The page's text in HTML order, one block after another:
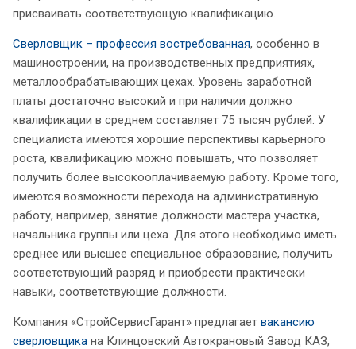
присваивать соответствующую квалификацию.
Сверловщик – профессия востребованная, особенно в
машиностроении, на производственных предприятиях,
металлообрабатывающих цехах. Уровень заработной
платы достаточно высокий и при наличии должно
квалификации в среднем составляет 75 тысяч рублей. У
специалиста имеются хорошие перспективы карьерного
роста, квалификацию можно повышать, что позволяет
получить более высокооплачиваемую работу. Кроме того,
имеются возможности перехода на административную
работу, например, занятие должности мастера участка,
начальника группы или цеха. Для этого необходимо иметь
среднее или высшее специальное образование, получить
соответствующий разряд и приобрести практически
навыки, соответствующие должности.
Компания «СтройСервисГарант» предлагает вакансию
сверловщика на Клинцовский Автокрановый Завод КАЗ,